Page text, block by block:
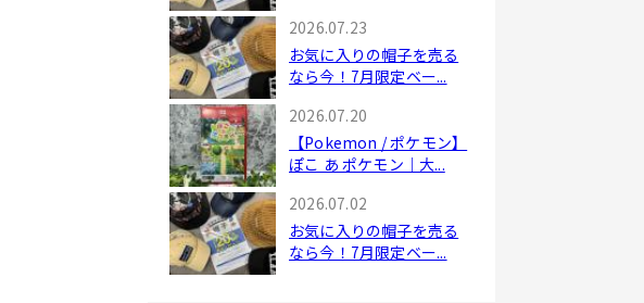
2026.07.23
お気に入りの帽子を売る
なら今！7月限定ベー...
2026.07.20
【Pokemon / ポケモン】
ぽこ あ ポケモン｜大...
2026.07.02
お気に入りの帽子を売る
なら今！7月限定ベー...